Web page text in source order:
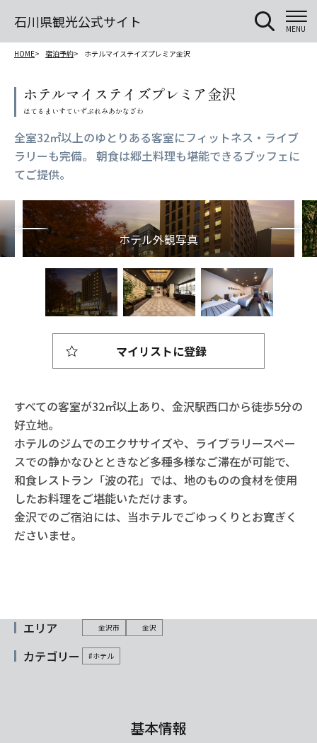
石川県観光公式サイト MENU
HOME 宿泊予約 ホテルマイステイズプレミア金沢
ホテルマイステイズプレミア金沢
全室32㎡以上のゆとりある客室にフィットネス・ライブ
ラリーも完備。 朝食は郷土料理も堪能できるブッフェに
てご提供。
すべての客室が32㎡以上あり、金沢駅西口から徒歩5分の
好立地。
ホテルのジムでのエクササイズや、ライブラリースペー
スでの静かなひとときなど多種多様なご滞在が可能で、
和食レストラン「波の花」では、地のものの食材を使用
したお料理をご堪能いただけます。
金沢でのご宿泊には、当ホテルでごゆっくりとお寛ぎく
ださいませ。
マイリストに登録
エリア 金沢市 金沢
カテゴリー #ホテル
基本情報